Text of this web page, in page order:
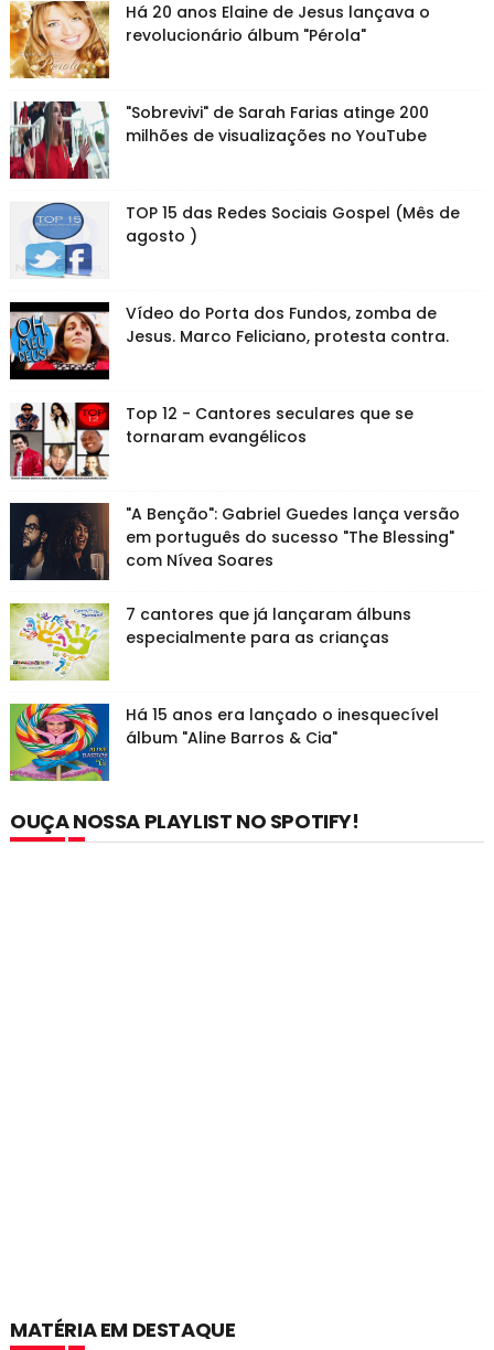
Há 20 anos Elaine de Jesus lançava o
revolucionário álbum "Pérola"
"Sobrevivi" de Sarah Farias atinge 200
milhões de visualizações no YouTube
TOP 15 das Redes Sociais Gospel (Mês de
agosto )
Vídeo do Porta dos Fundos, zomba de
Jesus. Marco Feliciano, protesta contra.
Top 12 - Cantores seculares que se
tornaram evangélicos
"A Benção": Gabriel Guedes lança versão
em português do sucesso "The Blessing"
com Nívea Soares
7 cantores que já lançaram álbuns
especialmente para as crianças
Há 15 anos era lançado o inesquecível
álbum "Aline Barros & Cia"
OUÇA NOSSA PLAYLIST NO SPOTIFY!
MATÉRIA EM DESTAQUE